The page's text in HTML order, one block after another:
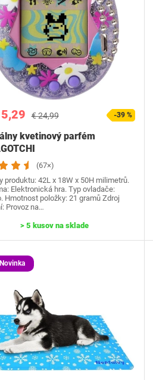
€ 24,99 -39 %
kvetinový parfém
(67×)
produktu: ‎42L x 18W x 50H milimetrů.
Elektronická hra. Typ ovladače:
Hmotnost položky: ‎21 gramů Zdroj
Provoz na…
> 5 kusov na sklade
Novinka